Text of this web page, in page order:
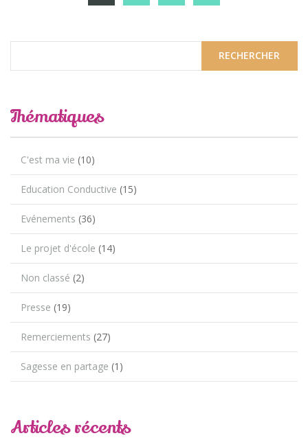
Thématiques
C'est ma vie (10)
Education Conductive (15)
Evénements (36)
Le projet d'école (14)
Non classé (2)
Presse (19)
Remerciements (27)
Sagesse en partage (1)
Articles récents